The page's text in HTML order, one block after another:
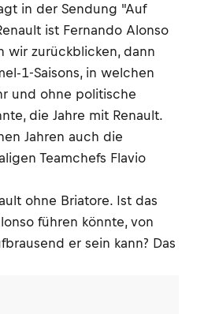
in der Sendung "Auf
ist Fernando Alonso
wir zurückblicken, dann
1-Saisons, in welchen
und ohne politische
die Jahre mit Renault.
Jahren auch die
Teamchefs Flavio
ohne Briatore. Ist das
führen könnte, von
er sein kann? Das